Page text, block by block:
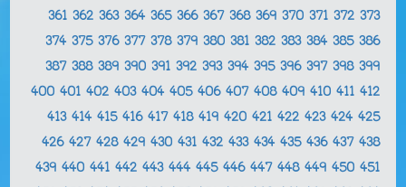
361 362 363 364 365 366 367 368 369 370 371 372 373
374 375 376 377 378 379 380 381 382 383 384 385 386
387 388 389 390 391 392 393 394 395 396 397 398 399
400 401 402 403 404 405 406 407 408 409 410 411 412
413 414 415 416 417 418 419 420 421 422 423 424 425
426 427 428 429 430 431 432 433 434 435 436 437 438
439 440 441 442 443 444 445 446 447 448 449 450 451